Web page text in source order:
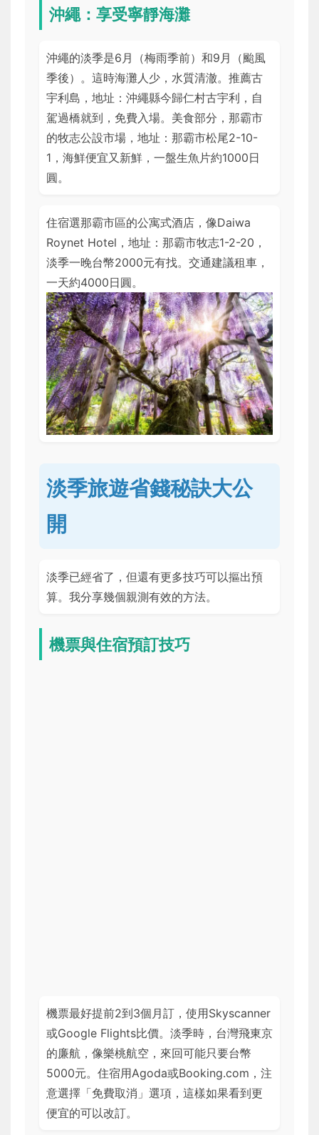
沖繩：享受寧靜海灘
沖繩的淡季是6月（梅雨季前）和9月（颱風
季後）。這時海灘人少，水質清澈。推薦古
宇利島，地址：沖繩縣今歸仁村古宇利，自
駕過橋就到，免費入場。美食部分，那霸市
的牧志公設市場，地址：那霸市松尾2-10-
1，海鮮便宜又新鮮，一盤生魚片約1000日
圓。
住宿選那霸市區的公寓式酒店，像Daiwa
Roynet Hotel，地址：那霸市牧志1-2-20，
淡季一晚台幣2000元有找。交通建議租車，
一天約4000日圓。
淡季旅遊省錢秘訣大公
開
淡季已經省了，但還有更多技巧可以摳出預
算。我分享幾個親測有效的方法。
機票與住宿預訂技巧
機票最好提前2到3個月訂，使用Skyscanner
或Google Flights比價。淡季時，台灣飛東京
的廉航，像樂桃航空，來回可能只要台幣
5000元。住宿用Agoda或Booking.com，注
意選擇「免費取消」選項，這樣如果看到更
便宜的可以改訂。